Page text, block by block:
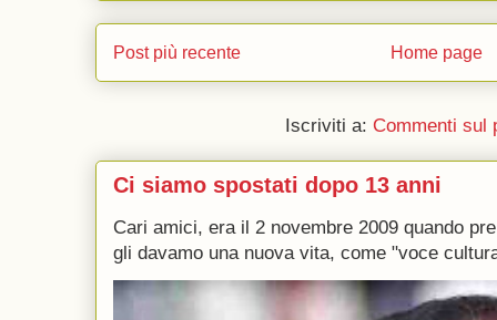
Post più recente Home page
Iscriviti a: Commenti sul
Ci siamo spostati dopo 13 anni
Cari amici, era il 2 novembre 2009 quando
gli davamo una nuova vita, come "voce